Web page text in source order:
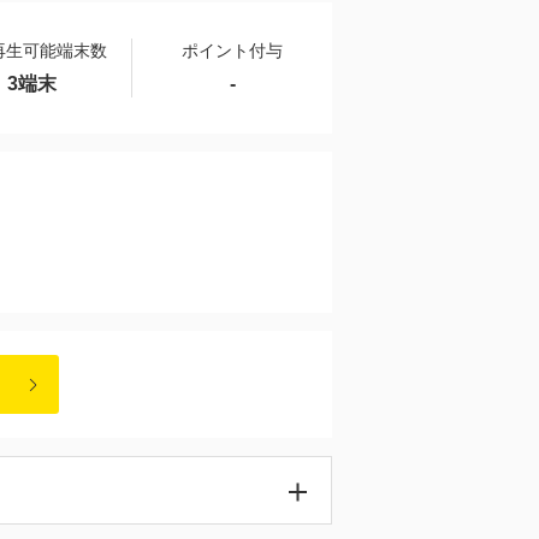
生可能端末数 ポイント付与
3端末 -